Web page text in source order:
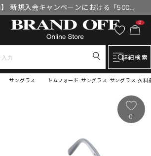
】 新規入会キャンペーンにおける「500円
ーポン」付与漏れと補填について
0
詳細検索
トムフォード サングラス サングラス 衣
サングラス
0